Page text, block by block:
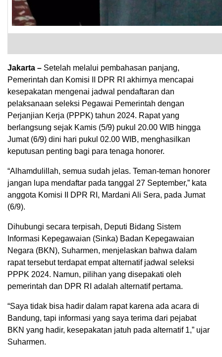
Jakarta – Setelah melalui pembahasan panjang,
Pemerintah dan Komisi II DPR RI akhirnya mencapai
kesepakatan mengenai jadwal pendaftaran dan
pelaksanaan seleksi Pegawai Pemerintah dengan
Perjanjian Kerja (PPPK) tahun 2024. Rapat yang
berlangsung sejak Kamis (5/9) pukul 20.00 WIB hingga
Jumat (6/9) dini hari pukul 02.00 WIB, menghasilkan
keputusan penting bagi para tenaga honorer.
“Alhamdulillah, semua sudah jelas. Teman-teman honorer
jangan lupa mendaftar pada tanggal 27 September,” kata
anggota Komisi II DPR RI, Mardani Ali Sera, pada Jumat
(6/9).
Dihubungi secara terpisah, Deputi Bidang Sistem
Informasi Kepegawaian (Sinka) Badan Kepegawaian
Negara (BKN), Suharmen, menjelaskan bahwa dalam
rapat tersebut terdapat empat alternatif jadwal seleksi
PPPK 2024. Namun, pilihan yang disepakati oleh
pemerintah dan DPR RI adalah alternatif pertama.
“Saya tidak bisa hadir dalam rapat karena ada acara di
Bandung, tapi informasi yang saya terima dari pejabat
BKN yang hadir, kesepakatan jatuh pada alternatif 1,” ujar
Suharmen.